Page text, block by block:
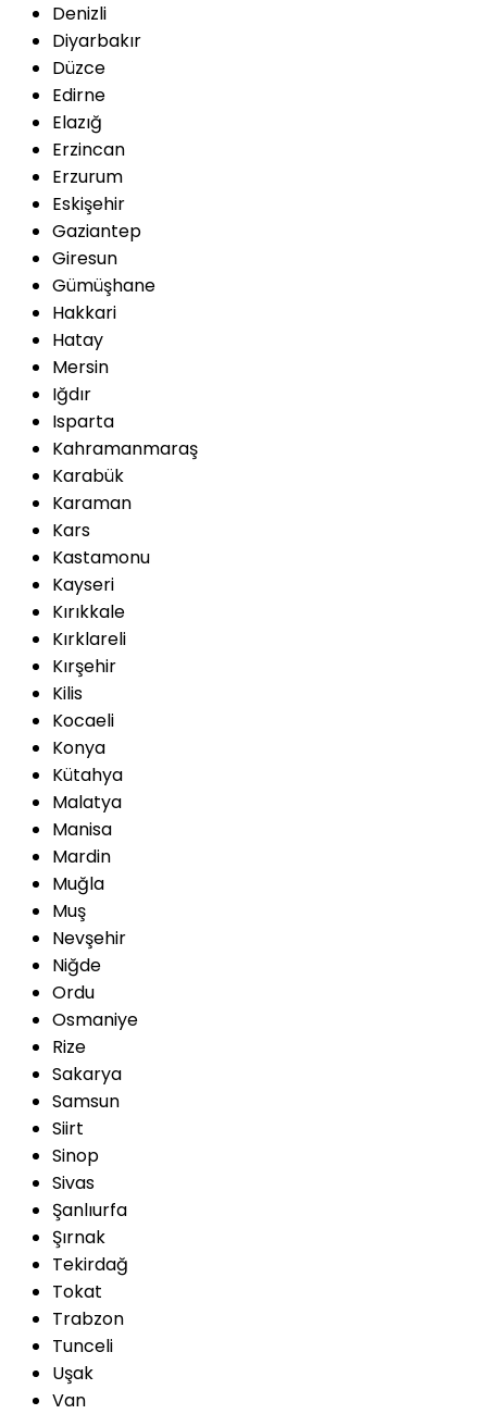
Denizli
Diyarbakır
Düzce
Edirne
Elazığ
Erzincan
Erzurum
Eskişehir
Gaziantep
Giresun
Gümüşhane
Hakkari
Hatay
Mersin
Iğdır
Isparta
Kahramanmaraş
Karabük
Karaman
Kars
Kastamonu
Kayseri
Kırıkkale
Kırklareli
Kırşehir
Kilis
Kocaeli
Konya
Kütahya
Malatya
Manisa
Mardin
Muğla
Muş
Nevşehir
Niğde
Ordu
Osmaniye
Rize
Sakarya
Samsun
Siirt
Sinop
Sivas
Şanlıurfa
Şırnak
Tekirdağ
Tokat
Trabzon
Tunceli
Uşak
Van